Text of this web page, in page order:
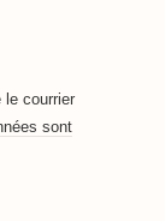
le courrier
sont